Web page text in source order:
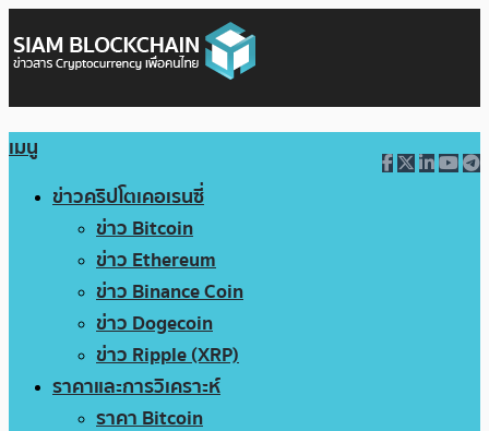
เมนู
ข่าวคริปโตเคอเรนซี่
ข่าว Bitcoin
ข่าว Ethereum
ข่าว Binance Coin
ข่าว Dogecoin
ข่าว Ripple (XRP)
ราคาและการวิเคราะห์
ราคา Bitcoin